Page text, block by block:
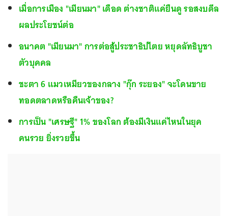
เมื่อการเมือง "เมียนมา" เดือด ต่างชาติแค่ยืนดู รอสงบดีล
ผลประโยชน์ต่อ
อนาคต "เมียนมา" การต่อสู้ประชาธิปไตย หยุดลัทธิบูชา
ตัวบุคคล
ชะตา 6 แมวเหมียวของกลาง "กุ๊ก ระยอง" จะโดนขาย
ทอดตลาดหรือคืนเจ้าของ?
การเป็น "เศรษฐี" 1% ของโลก ต้องมีเงินแค่ไหนในยุค
คนรวย ยิ่งรวยขึ้น